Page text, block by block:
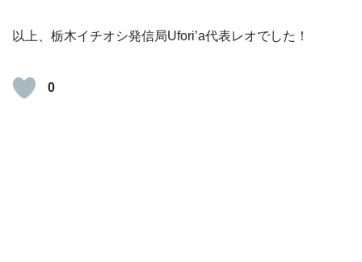
以上、栃木イチオシ発信局Ufori’a代表レオでした！
0